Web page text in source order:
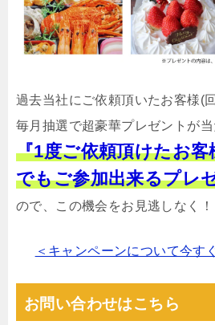
過去当社にご依頼頂いたお客様(
毎月抽選で超豪華プレゼントが当
『1度ご依頼頂けたお客
でもご参加出来るプレ
ので、この機会をお見逃しなく！
＜キャンペーンについて今す
お問い合わせはこちら